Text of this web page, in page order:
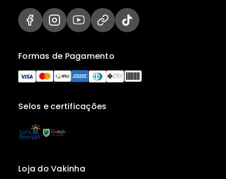
Selos e certificações
Formas de Pagamento
Loja do Vakinha